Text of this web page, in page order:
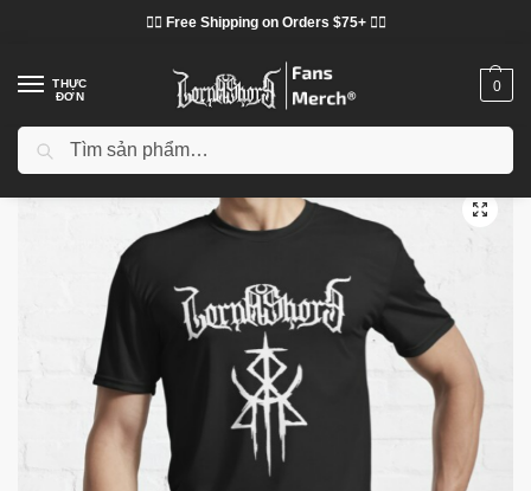
❤️‍🔥 Free Shipping on Orders $75+ ❤️‍🔥
THỰC
ĐƠN
0
Trang chủ / Cửa hàng / Lorna Shore vải